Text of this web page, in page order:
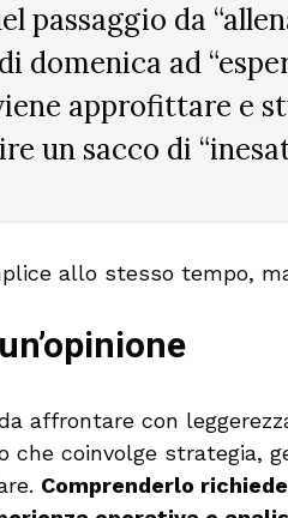
passaggio da
domenica ad
approfittare e
un sacco di
allo stesso tempo,
affrontare con
che coinvolge strategia,
Comprenderlo